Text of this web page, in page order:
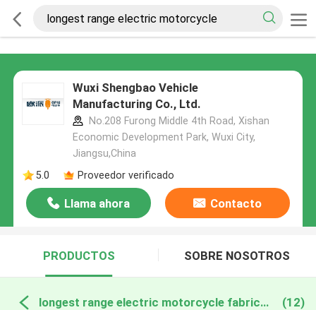
Wuxi Shengbao Vehicle
Manufacturing Co., Ltd.
No.208 Furong Middle 4th Road, Xishan
Economic Development Park, Wuxi City,
Jiangsu,China
5.0
Proveedor verificado
Llama ahora Contacto
PRODUCTOS SOBRE NOSOTROS
longest range electric motorcycle fabricación en línea (12)